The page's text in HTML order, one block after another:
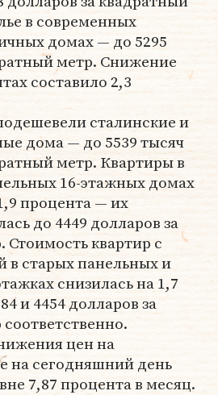
в современных
домах — до 5295
метр. Снижение
составило 2,3
сталинские и
дома — до 5539 тысяч
метр. Квартиры в
16-этажных домах
процента — их
до 4449 долларов за
квартир с
в старых панельных и
снизилась на 1,7
и 4454 долларов за
цен на
на сегодняшний день
7,87 процента в месяц.